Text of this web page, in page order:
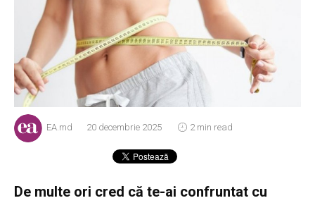
EA.md 20 decembrie 2025 2 min read
De multe ori cred că te-ai confruntat cu